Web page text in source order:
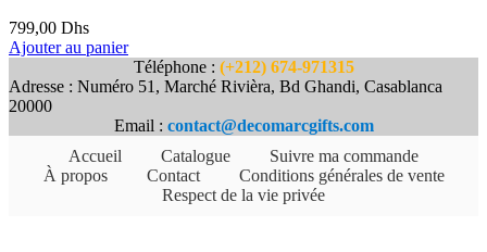
799,00 Dhs
Ajouter au panier
Téléphone : (+212) 674-971315
Adresse : Numéro 51, Marché Rivièra, Bd Ghandi, Casablanca
20000
Email : contact@decomarcgifts.com
Accueil
Catalogue
Suivre ma commande
À propos
Contact
Conditions générales de vente
Respect de la vie privée